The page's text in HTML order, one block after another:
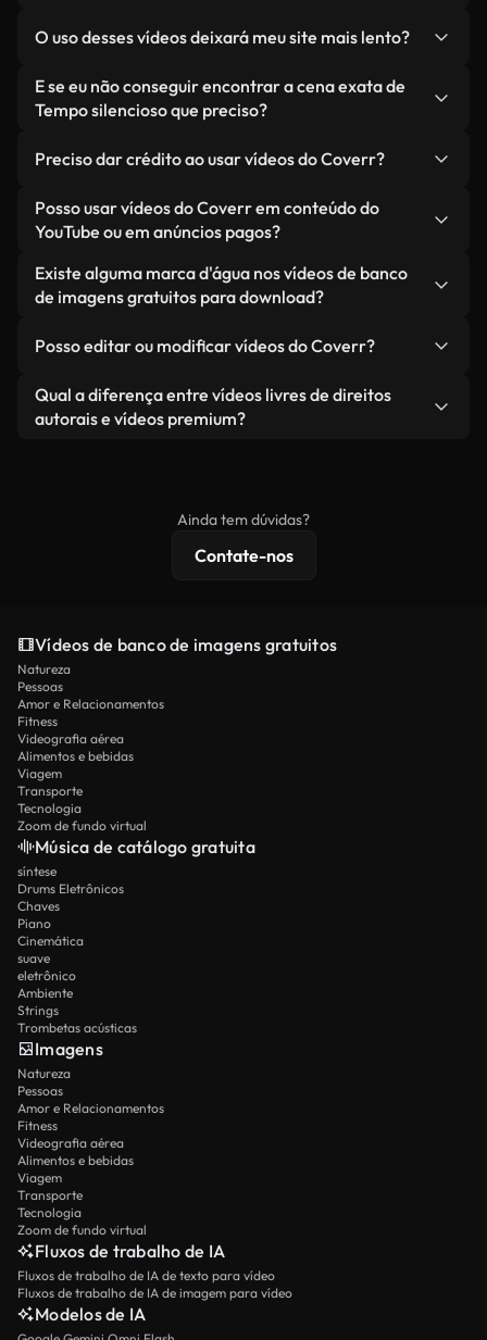
por filmagens reais, feitas por humanos,
relacionadas a Tempo silencioso, juntamente com
vídeos gerados por IA. Cada vídeo é claramente
identificado para que você sempre saiba o que
está usando.
O uso desses vídeos deixará meu site mais lento?
Não, se você selecionar nossas versões
otimizadas. Oferecemos formatos leves e prontos
— mantendo a alta qualidade, minimizando os
como LCP.
E se eu não conseguir encontrar a cena exata de
Tempo silencioso que preciso?
Coverr AI Studio. Basta descrever a cena — como
"Tempo silencioso ao pôr do sol" — e o Studio
gerará um vídeo personalizado para você em
segundos, alinhado com nossos padrões de
licenciamento.
Preciso dar crédito ao usar vídeos do Coverr?
Não é necessário dar crédito. Todos os vídeos em
nossa biblioteca são livres de direitos autorais e
embora isso seja sempre bem-vindo.
Posso usar vídeos do Coverr em conteúdo do
YouTube ou em anúncios pagos?
Sim. Todas as imagens de arquivo da Coverr
podem ser usadas em vídeos monetizados do
de clientes — desde que você não esteja
como um produto independente.
Existe alguma marca d'água nos vídeos de banco
de imagens gratuitos para download?
reais ou gerados por IA — inclui marcas d'água.
Você recebe imagens limpas e prontas para usar.
Posso editar ou modificar vídeos do Coverr?
Sim. Você pode cortar, recortar ou remixar nossos
vídeos livremente. Apenas certifique-se de que o
Qual a diferença entre vídeos livres de direitos
autorais e vídeos premium?
licenciamento estendidas.
Ainda tem dúvidas?
Contate-nos
Vídeos de banco de imagens gratuitos
Natureza
Pessoas
Amor e Relacionamentos
Fitness
Videografia aérea
Alimentos e bebidas
Viagem
Transporte
Tecnologia
Zoom de fundo virtual
Música de catálogo gratuita
síntese
Drums Eletrônicos
Chaves
Piano
Cinemática
suave
eletrônico
Ambiente
Strings
Trombetas acústicas
Imagens
Natureza
Pessoas
Amor e Relacionamentos
Fitness
Videografia aérea
Alimentos e bebidas
Viagem
Transporte
Tecnologia
Zoom de fundo virtual
Fluxos de trabalho de IA
Fluxos de trabalho de IA de texto para vídeo
Fluxos de trabalho de IA de imagem para vídeo
Modelos de IA